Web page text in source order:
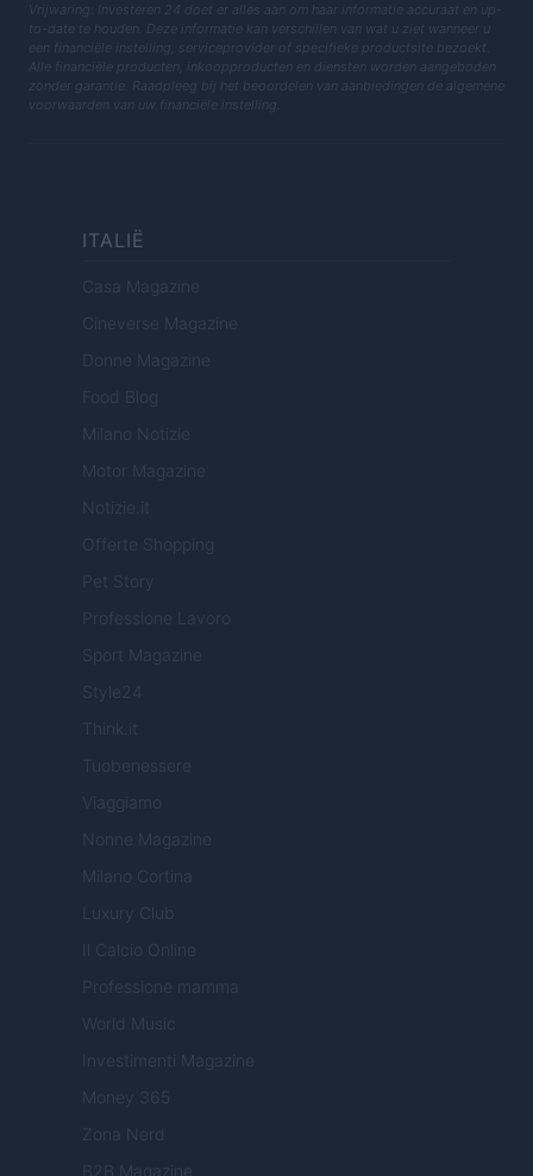
Vrijwaring: Investeren 24 doet er alles aan om haar informatie accuraat en up-
to-date te houden. Deze informatie kan verschillen van wat u ziet wanneer u
een financiële instelling, serviceprovider of specifieke productsite bezoekt.
Alle financiële producten, inkoopproducten en diensten worden aangeboden
zonder garantie. Raadpleeg bij het beoordelen van aanbiedingen de algemene
voorwaarden van uw financiële instelling.
ITALIË
Casa Magazine
Cineverse Magazine
Donne Magazine
Food Blog
Milano Notizie
Motor Magazine
Notizie.it
Offerte Shopping
Pet Story
Professione Lavoro
Sport Magazine
Style24
Think.it
Tuobenessere
Viaggiamo
Nonne Magazine
Milano Cortina
Luxury Club
Il Calcio Online
Professione mamma
World Music
Investimenti Magazine
Money 365
Zona Nerd
B2B Magazine